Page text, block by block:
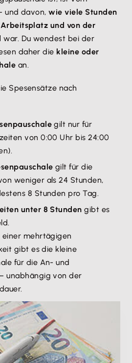
und davon,wie viele Stunden
und von der
war. Du wendest bei der
daher die kleine oder
an.
Spesensätze nach
gilt nur für
von 0:00 Uhr bis 24:00
gilt für die
weniger als 24 Stunden,
8 Stunden pro Tag.
unter 8 Stunden gibt es
einer mehrtägigen
gibt es die kleine
für die An- und
unabhängig von der